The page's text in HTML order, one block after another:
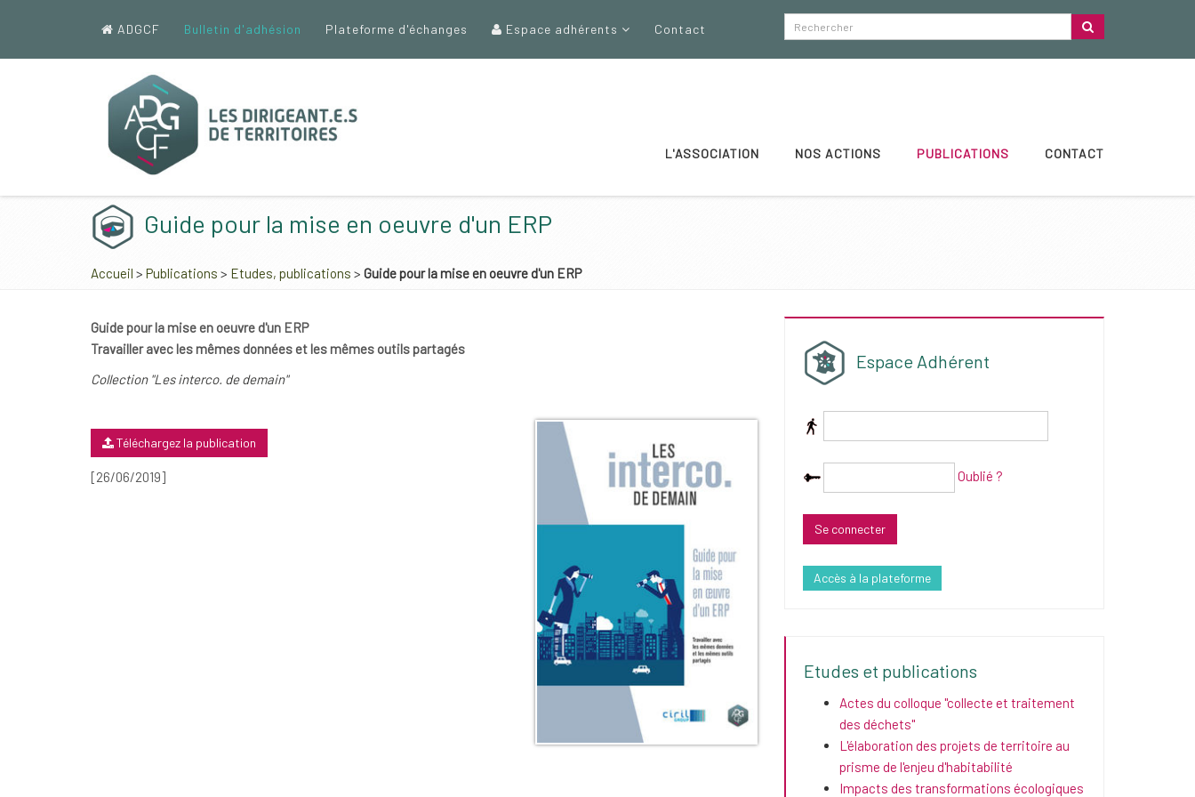
ADGCF Bulletin d'adhésion Plateforme d'échanges Espace adhérents Contact
L'ASSOCIATION NOS ACTIONS PUBLICATIONS CONTACT
Guide pour la mise en oeuvre d'un ERP
Accueil > Publications > Etudes, publications > Guide pour la mise en oeuvre d'un ERP
Guide pour la mise en oeuvre d'un ERP
Travailler avec les mêmes données et les mêmes outils partagés
Collection "Les interco. de demain"
Téléchargez la publication
[26/06/2019]
Espace Adhérent
Oublié ?
Accès à la plateforme
Etudes et publications
Actes du colloque "collecte et traitement
des déchets"
L'élaboration des projets de territoire au
prisme de l'enjeu d'habitabilité
Impacts des transformations écologiques